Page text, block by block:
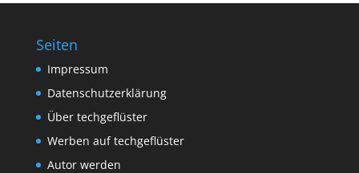
Seiten
Impressum
Datenschutzerklärung
Über techgeflüster
Werben auf techgeflüster
Autor werden